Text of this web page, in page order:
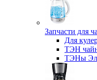
Запчасти для
Для
ТЭН
ТЭНы